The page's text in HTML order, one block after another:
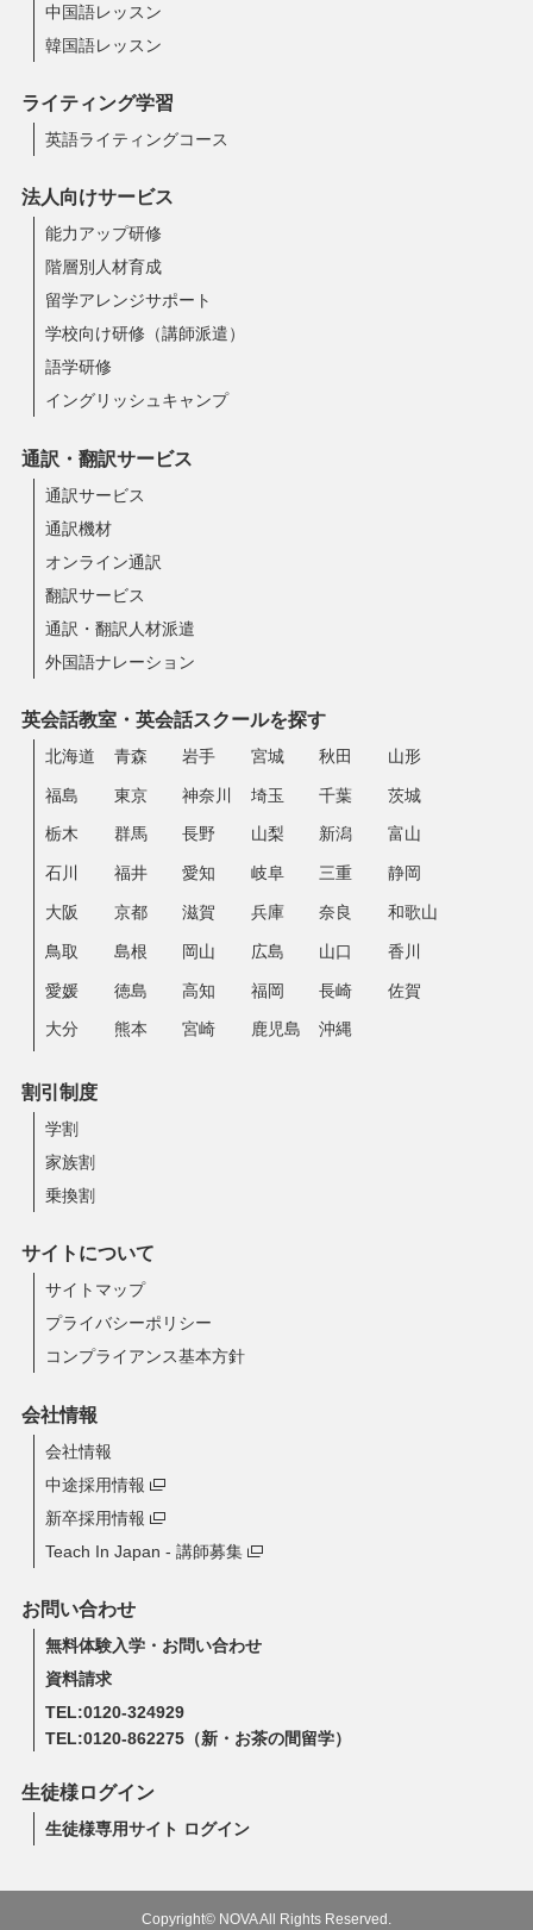
中国語レッスン
韓国語レッスン
ライティング学習
英語ライティングコース
法人向けサービス
能力アップ研修
階層別人材育成
留学アレンジサポート
学校向け研修（講師派遣）
語学研修
イングリッシュキャンプ
通訳・翻訳サービス
通訳サービス
通訳機材
オンライン通訳
翻訳サービス
通訳・翻訳人材派遣
外国語ナレーション
英会話教室・英会話スクールを探す
北海道 青森 岩手 宮城 秋田 山形
福島 東京 神奈川 埼玉 千葉 茨城
栃木 群馬 長野 山梨 新潟 富山
石川 福井 愛知 岐阜 三重 静岡
大阪 京都 滋賀 兵庫 奈良 和歌山
鳥取 島根 岡山 広島 山口 香川
愛媛 徳島 高知 福岡 長崎 佐賀
大分 熊本 宮崎 鹿児島 沖縄
割引制度
学割
家族割
乗換割
サイトについて
サイトマップ
プライバシーポリシー
コンプライアンス基本方針
会社情報
会社情報
中途採用情報
新卒採用情報
Teach In Japan - 講師募集
お問い合わせ
無料体験入学・お問い合わせ
資料請求
TEL:0120-324929
TEL:0120-862275 （新・お茶の間留学）
生徒様ログイン
生徒様専用サイト ログイン
Copyright© NOVA All Rights Reserved.